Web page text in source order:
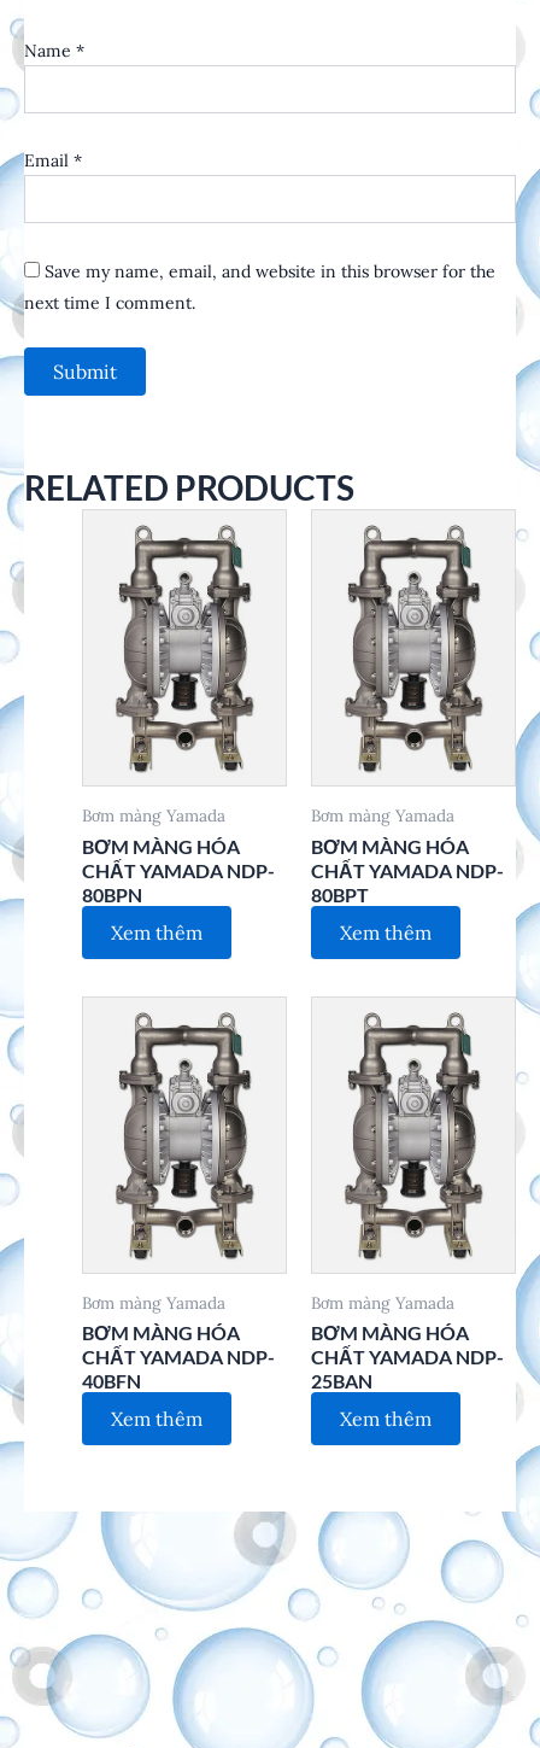
Name *
Email *
Save my name, email, and website in this browser for the
next time I comment.
RELATED PRODUCTS
Bơm màng Yamada
BƠM MÀNG HÓA
CHẤT YAMADA NDP-
80BPN
Xem thêm
Bơm màng Yamada
BƠM MÀNG HÓA
CHẤT YAMADA NDP-
80BPT
Xem thêm
Bơm màng Yamada
BƠM MÀNG HÓA
CHẤT YAMADA NDP-
40BFN
Xem thêm
Bơm màng Yamada
BƠM MÀNG HÓA
CHẤT YAMADA NDP-
25BAN
Xem thêm